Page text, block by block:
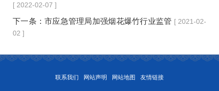
[ 2022-02-07 ]
下一条：市应急管理局加强烟花爆竹行业监管 [ 2021-02-
02 ]
联系我们 网站声明 网站地图 友情链接